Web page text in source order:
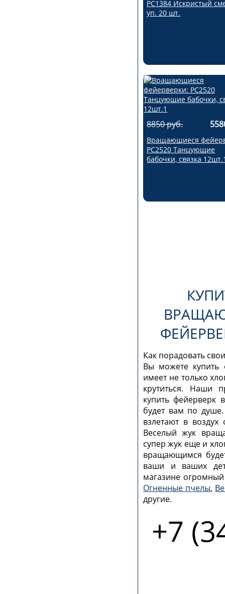
РС1384 Искристый
уп. 20 шт.
8850 руб.
Вращающиеся
РС2520 Танцующие
бабочки, связка
Как порадовать
Вы можете купить
имеет не только
крутиться. Наши
купить фейерверк
будет вам по
взлетают в
Веселый жук
супер жук еще и
вращающимся
ваши и ваших
магазине
Огненные пчелы,
другие.
+7